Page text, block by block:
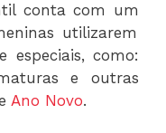
conta com um
utilizarem
especiais, como:
e outras
Ano Novo.